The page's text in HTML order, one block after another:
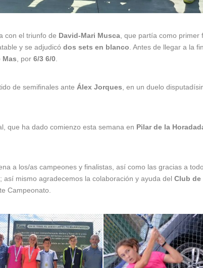
con el triunfo de David-Mari Musca, que partía como primer
y se adjudicó dos sets en blanco. Antes de llegar a la
Mas, por 6/3 6/0.
de semifinales ante Álex Jorques, en un duelo
que ha dado comienzo esta semana en Pilar de la
a los/as campeones y finalistas, así como las gracias a
así mismo agradecemos la colaboración y ayuda del Club de
Campeonato.